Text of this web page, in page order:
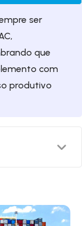
ser
que
com
produtivo